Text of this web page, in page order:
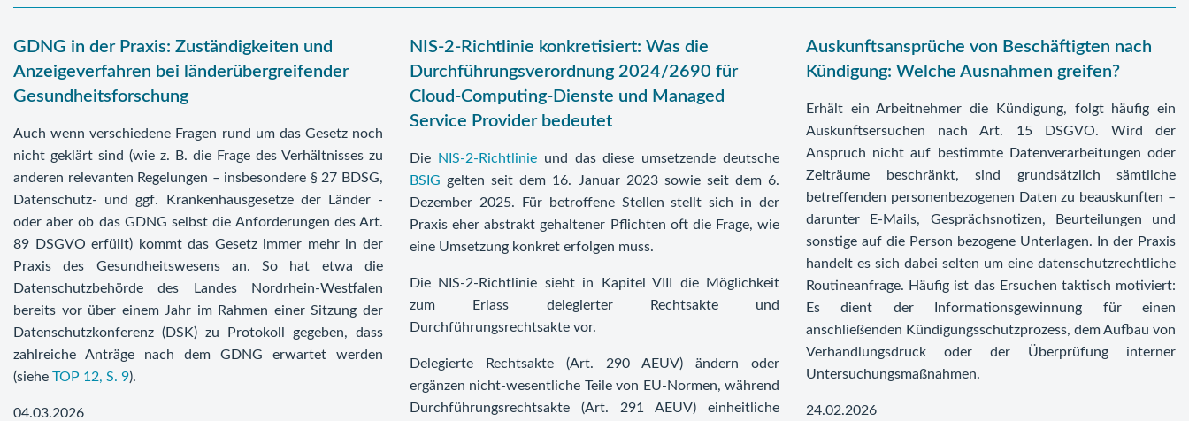
GDNG in der Praxis: Zuständigkeiten und
Anzeigeverfahren bei länderübergreifender
Gesundheitsforschung
Auch wenn verschiedene Fragen rund um das Gesetz noch
nicht geklärt sind (wie z. B. die Frage des Verhältnisses zu
anderen relevanten Regelungen – insbesondere § 27 BDSG,
Datenschutz- und ggf. Krankenhausgesetze der Länder -
oder aber ob das GDNG selbst die Anforderungen des Art.
89 DSGVO erfüllt) kommt das Gesetz immer mehr in der
Praxis des Gesundheitswesens an. So hat etwa die
Datenschutzbehörde des Landes Nordrhein-Westfalen
bereits vor über einem Jahr im Rahmen einer Sitzung der
Datenschutzkonferenz (DSK) zu Protokoll gegeben, dass
zahlreiche Anträge nach dem GDNG erwartet werden
(siehe TOP 12, S. 9).
04.03.2026
NIS-2-Richtlinie konkretisiert: Was die
Durchführungsverordnung 2024/2690 für
Cloud-Computing-Dienste und Managed
Service Provider bedeutet
Die NIS-2-Richtlinieund das diese umsetzende deutsche
BSIG gelten seit dem 16. Januar 2023 sowie seit dem 6.
Dezember 2025. Für betroffene Stellen stellt sich in der
Praxis eher abstrakt gehaltener Pflichten oft die Frage, wie
eine Umsetzung konkret erfolgen muss.
Die NIS-2-Richtlinie sieht in Kapitel VIII die Möglichkeit
zum Erlass delegierter Rechtsakte und
Durchführungsrechtsakte vor.
Delegierte Rechtsakte (Art. 290 AEUV) ändern oder
ergänzen nicht-wesentliche Teile von EU-Normen, während
Durchführungsrechtsakte (Art. 291 AEUV) einheitliche
Auskunftsansprüche von Beschäftigten nach
Kündigung: Welche Ausnahmen greifen?
Erhält ein Arbeitnehmer die Kündigung, folgt häufig ein
Auskunftsersuchen nach Art. 15 DSGVO. Wird der
Anspruch nicht auf bestimmte Datenverarbeitungen oder
Zeiträume beschränkt, sind grundsätzlich sämtliche
betreffenden personenbezogenen Daten zu beauskunften –
darunter E-Mails, Gesprächsnotizen, Beurteilungen und
sonstige auf die Person bezogene Unterlagen. In der Praxis
handelt es sich dabei selten um eine datenschutzrechtliche
Routineanfrage. Häufig ist das Ersuchen taktisch motiviert:
Es dient der Informationsgewinnung für einen
anschließenden Kündigungsschutzprozess, dem Aufbau von
Verhandlungsdruck oder der Überprüfung interner
Untersuchungsmaßnahmen.
24.02.2026